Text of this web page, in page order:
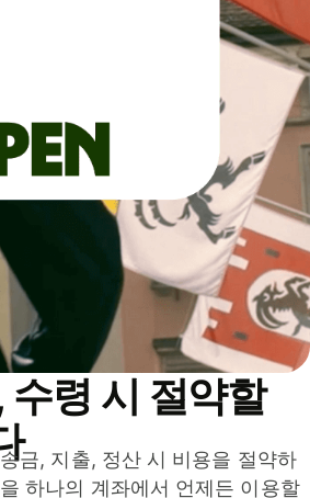
수령 시 절약할
금, 지출, 정산 시 비용을 절약하
하나의 계좌에서 언제든 이용할